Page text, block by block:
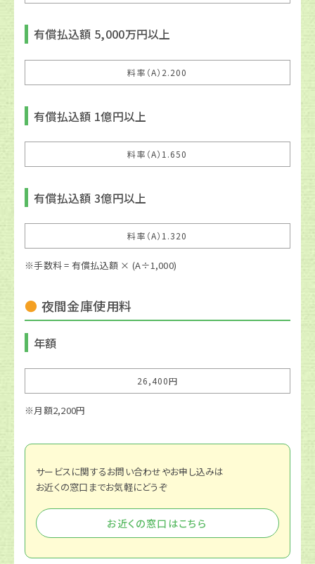
有償払込額 5,000万円以上
料率（A）2.200
有償払込額 1億円以上
料率（A）1.650
有償払込額 3億円以上
料率（A）1.320
※手数料 = 有償払込額 × (A÷1,000)
夜間金庫使用料
年額
26,400円
※月額2,200円
サービスに関するお問い合わせやお申し込みは
お近くの窓口までお気軽にどうぞ
お近くの窓口はこちら